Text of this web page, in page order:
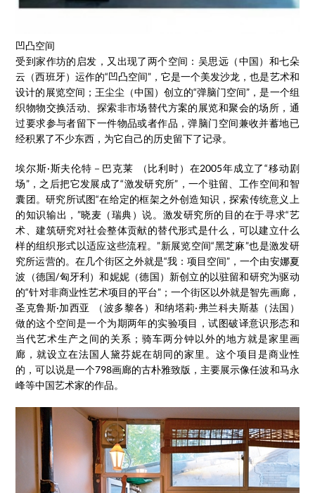
凹凸空间
受到家作坊的启发，又出现了两个空间：吴思远（中国）和七朵
云（西班牙）运作的“凹凸空间”，它是一个美发沙龙，也是艺术和
设计的展览空间；王尘尘（中国）创立的“弹脑门空间”，是一个组
织物物交换活动、探索非市场替代方案的展览和聚会的场所，通
过要求参与者留下一件物品或者作品，弹脑门空间兼收并蓄地已
经积累了不少东西，为它自己的历史留下了记录。
埃尔斯·斯夫伦特－巴克莱 （比利时）在2005年成立了“移动剧
场”，之后把它发展成了“激发研究所”，一个驻留、工作空间和智
囊团。研究所试图“在给定的框架之外创造知识，探索传统意义上
的知识输出，”晓麦（瑞典）说。激发研究所的目的在于寻求“艺
术、建筑研究对社会整体贡献的替代形式是什么，可以建立什么
样的组织形式以适应这些流程。”新展览空间“黑芝麻”也是激发研
究所运营的。在几个街区之外就是“我：项目空间”，一个由安娜夏
波（德国/匈牙利）和妮妮（德国）新创立的以驻留和研究为驱动
的“针对非商业性艺术项目的平台”；一个街区以外就是智先画廊，
圣克鲁斯·加西亚 （波多黎各）和纳塔莉·弗兰科夫斯基（法国）
做的这个空间是一个为期两年的实验项目，试图破译意识形态和
当代艺术生产之间的关系；骑车两分钟以外的地方就是家里画
廊，就设立在法国人黛芬妮在胡同的家里。这个项目是商业性
的，可以说是一个798画廊的古朴雅致版，主要展示像任波和马永
峰等中国艺术家的作品。